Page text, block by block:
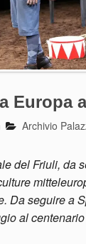
Europa
Archivio
del Friuli, da
Da seguire a
al